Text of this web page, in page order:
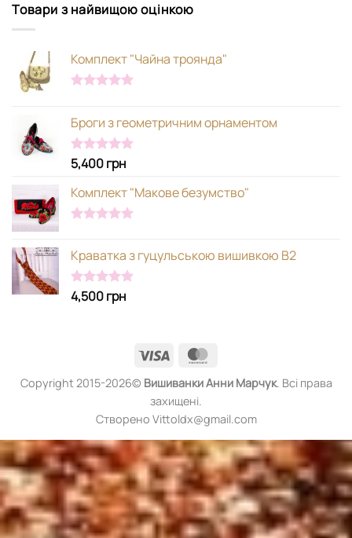
Товари з найвищою оцінкою
Комплект "Чайна троянда"
Броги з геометричним орнаментом
Оцінено в
з 5
5,400грн
Комплект "Макове безумство"
Краватка з гуцульською вишивкою В2
Оцінено в
з 5
4,500грн
Visa
Copyright 2015-2026© ВишиванкиАнни Марчук. Всі права
захищені.
Створено Vittoldx@gmail.com